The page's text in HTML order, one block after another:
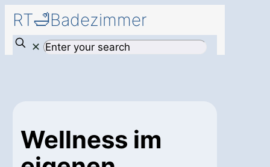
RT🛁Badezimmer
✕
Wellness im